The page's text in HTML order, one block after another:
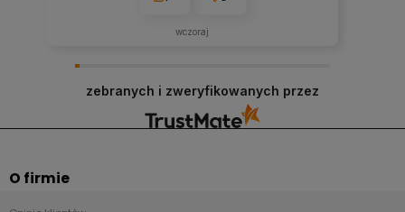
wczoraj
zebranych i zweryfikowanych przez
O firmie